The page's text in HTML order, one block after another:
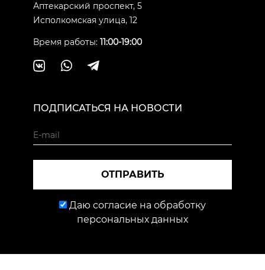
Аптекарский проспект, 5
Исполкомская улица, 12
Время работы: 11:00-19:00
ПОДПИСАТЬСЯ НА НОВОСТИ
ОТПРАВИТЬ
Даю согласие на обработку
персональных данных